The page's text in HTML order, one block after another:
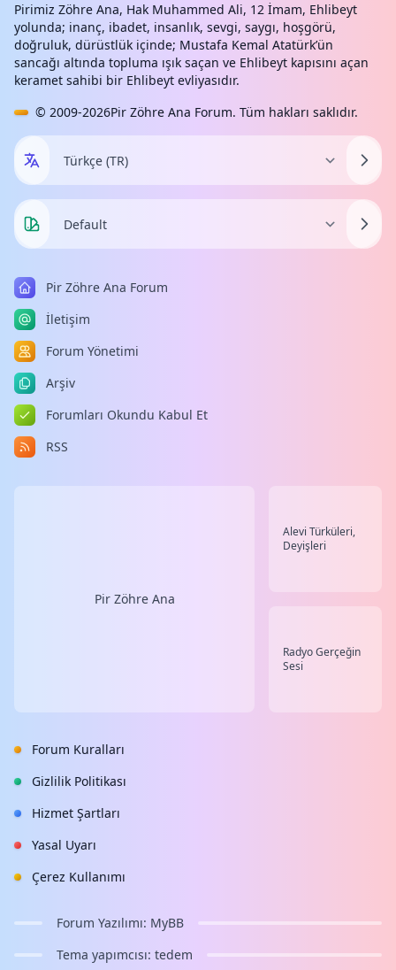
Pirimiz Zöhre Ana, Hak Muhammed Ali, 12 İmam, Ehlibeyt
yolunda; inanç, ibadet, insanlık, sevgi, saygı, hoşgörü,
doğruluk, dürüstlük içinde; Mustafa Kemal Atatürk’ün
sancağı altında topluma ışık saçan ve Ehlibeyt kapısını açan
keramet sahibi bir Ehlibeyt evliyasıdır.
© 2009-2026Pir Zöhre Ana Forum. Tüm hakları saklıdır.
Pir Zöhre Ana Forum
İletişim
Forum Yönetimi
Arşiv
Forumları Okundu Kabul Et
RSS
Pir Zöhre Ana
Alevi Türküleri,
Deyişleri
Radyo Gerçeğin
Sesi
Forum Kuralları
Gizlilik Politikası
Hizmet Şartları
Yasal Uyarı
Çerez Kullanımı
Forum Yazılımı: MyBB
Tema yapımcısı: tedem